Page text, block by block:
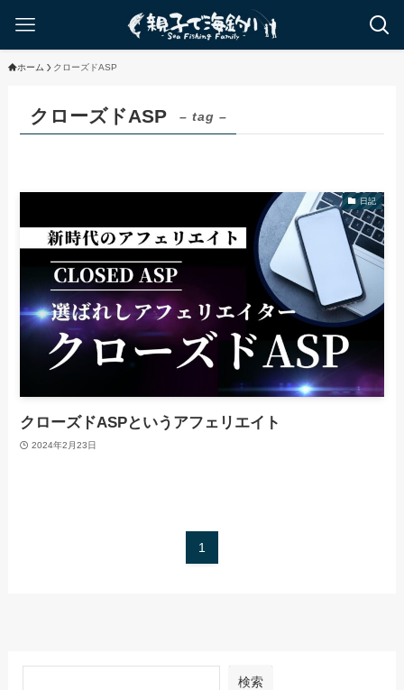
ホーム クローズドASP
クローズドASP – tag –
日記
クローズドASPというアフェリエイト
2024年2月23日
1
検索